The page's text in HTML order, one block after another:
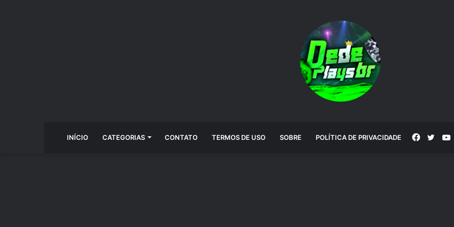
INÍCIO CATEGORIAS CONTATO TERMOS DE USO SOBRE POLÍTICA DE PRIVACIDADE Facebook